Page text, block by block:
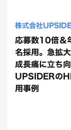
株式会社
応募数10倍＆
名採用。急拡
成長痛に立ち
UPSIDERの
用事例